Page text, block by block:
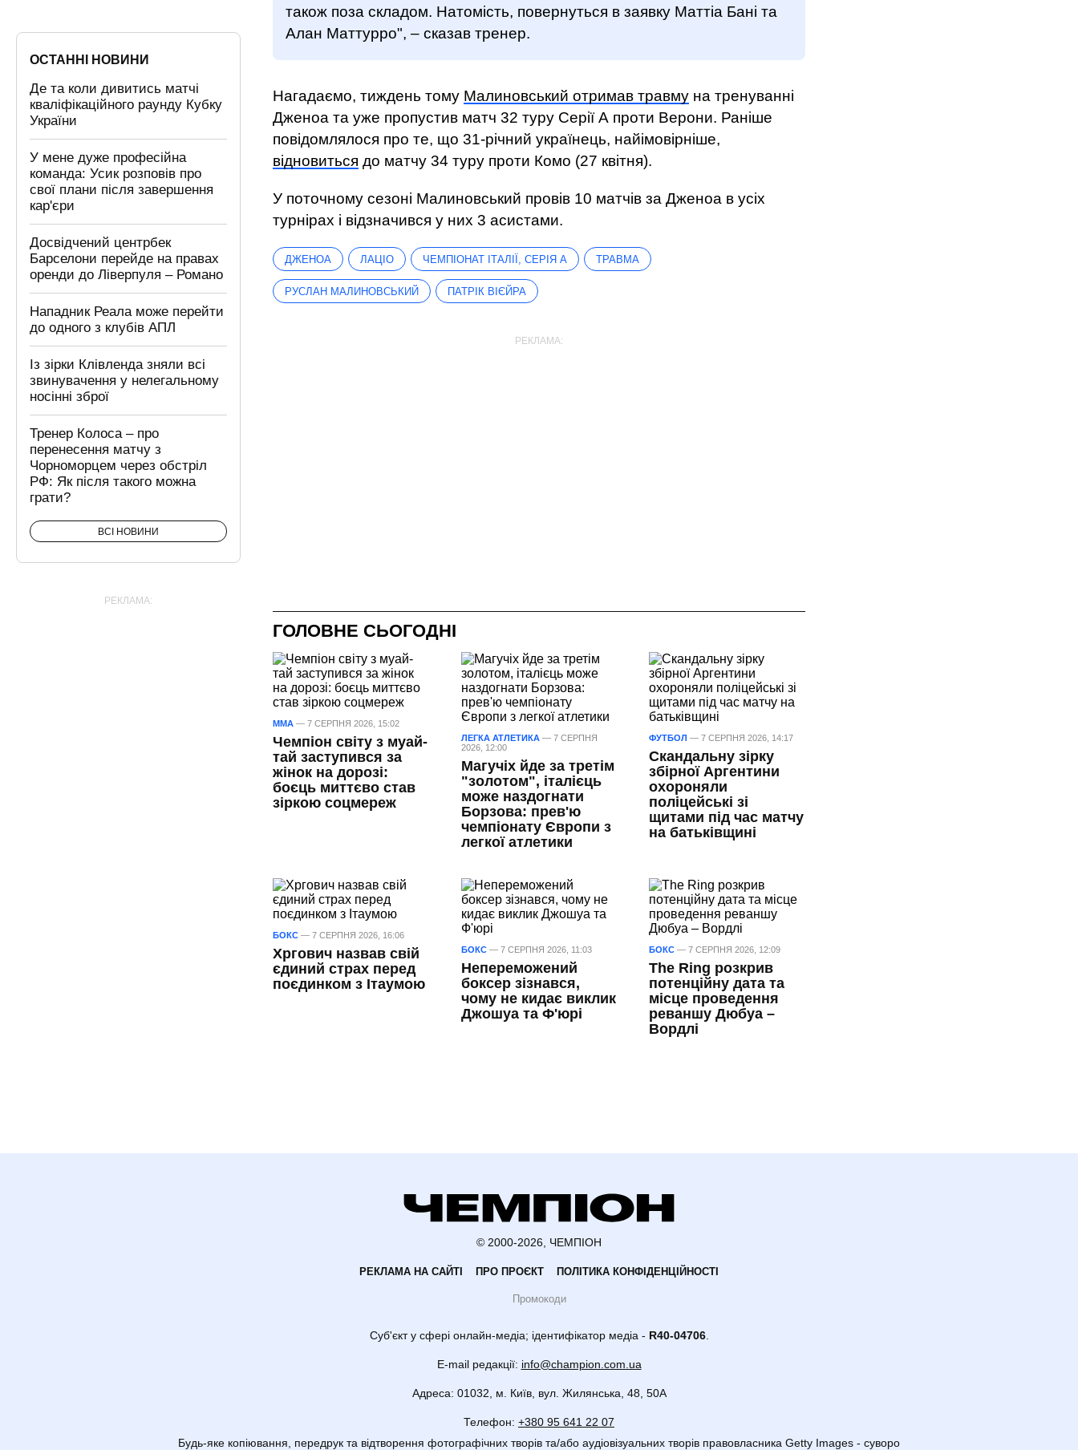
також поза складом. Натомість, повернуться в заявку Маттіа Бані та
Алан Маттурро", – сказав тренер.
Нагадаємо, тиждень тому Малиновський отримав травму на тренуванні
Дженоа та уже пропустив матч 32 туру Серії А проти Верони. Раніше
повідомлялося про те, що 31-річний українець, найімовірніше,
відновиться до матчу 34 туру проти Комо (27 квітня).
У поточному сезоні Малиновський провів 10 матчів за Дженоа в усіх
турнірах і відзначився у них 3 асистами.
ДЖЕНОА ЛАЦІО ЧЕМПІОНАТ ІТАЛІЇ, СЕРІЯ А ТРАВМА
РУСЛАН МАЛИНОВСЬКИЙ ПАТРІК ВІЄЙРА
РЕКЛАМА:
ГОЛОВНЕ СЬОГОДНІ
ММА — 7 СЕРПНЯ 2026, 15:02
Чемпіон світу з муай-
тай заступився за
жінок на дорозі:
боєць миттєво став
зіркою соцмереж
ЛЕГКА АТЛЕТИКА— 7 СЕРПНЯ
2026, 12:00
Магучіх йде за третім
"золотом", італієць
може наздогнати
Борзова: прев'ю
чемпіонату Європи з
легкої атлетики
ФУТБОЛ — 7 СЕРПНЯ 2026, 14:17
Скандальну зірку
збірної Аргентини
охороняли
поліцейські зі
щитами під час матчу
на батьківщині
БОКС — 7 СЕРПНЯ 2026, 16:06
Хргович назвав свій
єдиний страх перед
поєдинком з Ітаумою
БОКС— 7 СЕРПНЯ 2026, 11:03
Непереможений
боксер зізнався,
чому не кидає виклик
Джошуа та Ф'юрі
БОКС — 7 СЕРПНЯ 2026, 12:09
The Ring розкрив
потенційну дата та
місце проведення
реваншу Дюбуа –
Вордлі
ОСТАННІ НОВИНИ
Де та коли дивитись матчі
кваліфікаційного раунду Кубку
України
У мене дуже професійна
команда: Усик розповів про
свої плани після завершення
кар'єри
Досвідчений центрбек
Барселони перейде на правах
оренди до Ліверпуля – Романо
Нападник Реала може перейти
до одного з клубів АПЛ
Із зірки Клівленда зняли всі
звинувачення у нелегальному
носінні зброї
Тренер Колоса – про
перенесення матчу з
Чорноморцем через обстріл
РФ: Як після такого можна
грати?
ВСІ НОВИНИ
РЕКЛАМА:
© 2000-2026, ЧЕМПІОН
РЕКЛАМА НА САЙТІ ПРО ПРОЄКТ ПОЛІТИКА КОНФІДЕНЦІЙНОСТІ
Промокоди
Суб'єкт у сфері онлайн-медіа; ідентифікатор медіа - R40-04706.
E-mail редакції: info@champion.com.ua
Адреса: 01032, м. Київ, вул. Жилянська, 48, 50А
Телефон: +380 95 641 22 07
Будь-яке копіювання, передрук та відтворення фотографічних творів та/або аудіовізуальних творів правовласника Getty Images - суворо